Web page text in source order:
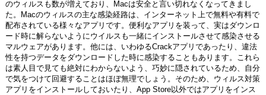
のウィルスも数が増えており、Macは安全と言い切れなくなってきまし
た。Macのウィルスの主な感染経路は、インターネット上で無料や有料で
配布されている様々なアプリです。便利なアプリを装って、実はダウンロ
ード時に解らないようにウイルスも一緒にインストールさせて感染させる
マルウェアがあります。他には、いわゆるCrackアプリであったり、違法
性を持つデータをダウンロードした時に感染することもあります。これら
は素人目で見ても絶対にわからないよう、巧妙に隠されているため、自分
で気をつけて回避することはほぼ無理でしょう。そのため、ウィルス対策
アプリをインストールしておいたり、App Store以外ではアプリをインス